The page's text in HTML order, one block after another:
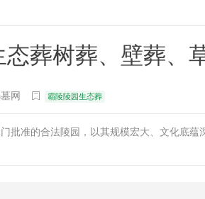
葬树葬、壁葬、
网 霸陵陵园生态葬
批准的合法陵园，以其规模宏大、文化底蕴